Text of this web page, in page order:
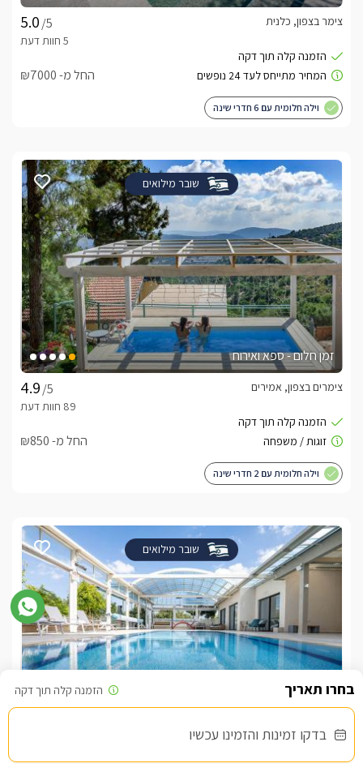
בדקו זמינות והזמינו עכשיו
/5
צימר בצפון, כלנית
החל מ- ₪7000
וילה חלומית עם 6 חדרי שינה
שובר מילואים
זמן חלום - ספא ואירוח
/5
צימרים בצפון, אמירים
החל מ- ₪850
וילה חלומית עם 2 חדרי שינה
שובר מילואים